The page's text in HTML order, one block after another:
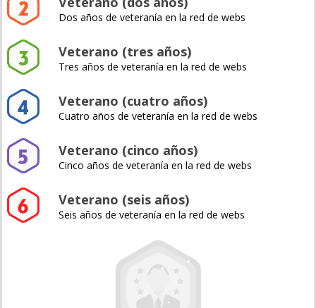
Dos años de veteranía en la red de webs
Veterano (tres años)
Tres años de veteranía en la red de webs
Veterano (cuatro años)
Cuatro años de veteranía en la red de webs
Veterano (cinco años)
Cinco años de veteranía en la red de webs
Veterano (seis años)
Seis años de veteranía en la red de webs